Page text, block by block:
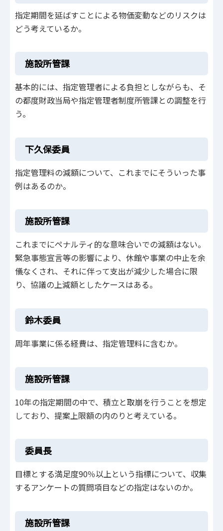
指定期間を延ばすことによる物価変動などのリスクは
どう考えているか。
施設所管課
基本的には、指定管理者による負担としながらも、そ
の都度財政当局や指定管理者制度所管課との調整を行
う。
下久保委員
指定管理料の減額について、これまでにそういった事
例はあるのか。
施設所管課
これまでにペナルティ的な意味合いでの減額はない。
緊急事態宣言等の影響により、休館や事業の中止を余
儀なくされ、それに伴って支出が減少した場合に限
り、協議の上減額としたケースはある。
鈴木委員
周年事業に係る経費は、指定管理料に含むか。
施設所管課
10年の指定期間の中で、積立と取崩を行うことを想定
しており、提案上限額の内のりと考えている。
委員長
目標とする満足度90％以上という指標について、収集
するアンケートの質問項目などの指定はないのか。
施設所管課